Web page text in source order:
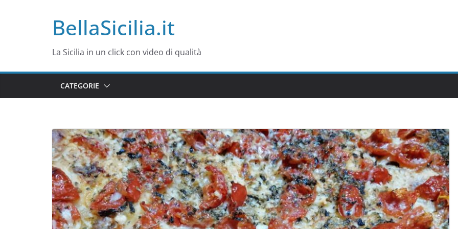
BellaSicilia.it
La Sicilia in un click con video di qualità
CATEGORIE